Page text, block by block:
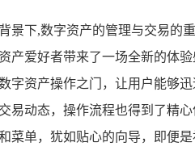
景下,数字资产的管理与交易的
产爱好者带来了一场全新的体
字资产操作之门，让用户能够
易动态，操作流程也得到了精
菜单，犹如贴心的向导，即便